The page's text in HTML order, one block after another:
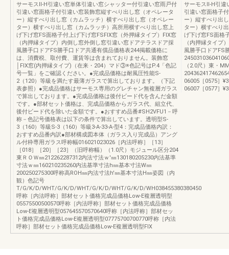
サーモスⅡ-H引違い窓単体引違い窓シャッター付引違い窓雨戸付
引違い窓面格子付引違い窓装飾窓縦すべり出し窓（オペレータ
ー）縦すべり出し窓（カムラッチ）横すべり出し窓（オペレー
ター）横すべり出し窓（カムラッチ）高所用横すべり出し窓上
げ下げ窓FS面格子付上げ下げ窓FSFIX窓（外押縁タイプ）FIX窓
（内押縁タイプ）内倒し窓外倒し窓引違い窓ドアテラスドア採
風勝手口ドアFS勝手口ドア共通有償品価格表244掲載価格に
は、消費税、取付費、運賃等は含まれておりません。装飾窓
│FIX窓(内押縁タイプ)（在来・204）マド③※色記号はP.4「色記
号一覧」をご確認ください。●完成品価格は耐風圧性能S-
2（120）等級を満たす最薄ガラスで算出しております。（下記
表参照）●完成品価格はサーモス専用のグレチャン無複層ガラス
で算出しております。●完成品価格は後付ビード代を含んだ金額
です。●部材セット価格は、完成品価格からガラス代、組立代、
後付ビード代を除いた金額です。●おすすめ品番#SH2VFU1－呼
称－色記号価格表は以下の条件で算出しています。透明型S-
3（160）等級S-3（160）等級3-A-33-A-型4：完成品価格内訳：
おすすめ品番内訳●部材構成図本体（ガラス入り完成品）アング
ル付枠専用ガラス呼称幅016021023026［内法呼称］［13］
［018］［20］［23］（旧呼称幅）（1.0尺）モジュール区分204
東ＲＯＷ㎜212262287312内法寸法ｗ'㎜130180205230内法基準
寸法ｗ㎜160210235260内法基準寸法h㎜基本寸法W㎜
200250275300呼称高ROH㎜内法寸法h'㎜基本寸法H㎜姿図（内
観）色記号
T/G/K/D/WHT/G/K/D/WHT/G/K/D/WHT/G/K/D/WH038455380380450
呼称［内法呼称］部材セット価格完成品価格Low-E複層透明型
05575500500570呼称［内法呼称］部材セット価格完成品価格
Low-E複層透明型057645570570640呼称［内法呼称］部材セッ
ト価格完成品価格Low-E複層透明型07775700700770呼称［内法
呼称］部材セット価格完成品価格Low-E複層透明型FIX
サーモスⅡ-H引違
引違い窓面格子
ー）縦すべり出
ター）横すべり
げ下げ窓FS面格
（内押縁タイプ
風勝手口ドアFS
（2.0尺）東・
06005［0575］
06007［0577］